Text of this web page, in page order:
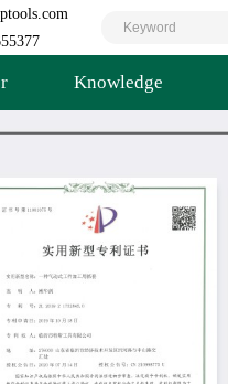
Knowledge